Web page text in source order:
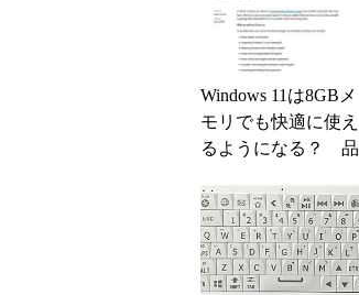
Windows 11は8GBメ
モリでも快適に使え
るようになる？ 品
と「26H2」に...